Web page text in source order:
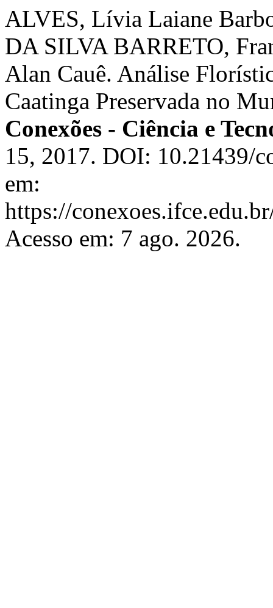
ALVES, Lívia Laiane
DA SILVA BARRETO,
Alan Cauê. Análise
Caatinga Preservada no
Conexões - Ciência e
15, 2017. DOI: 10.21439/
em:
https://
Acesso em: 7 ago. 2026.